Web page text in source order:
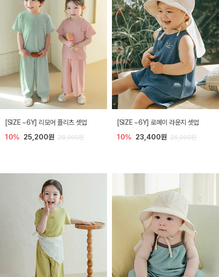
[SIZE ~6Y] 리모어 플리츠 셋업
10% 25,200원 28,000원
[SIZE ~6Y] 로메이 라운지 셋업
10% 23,400원 26,000원